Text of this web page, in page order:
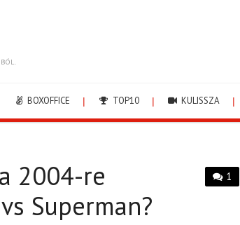
BOXOFFICE TOP10 KULISSZA
1
2004-re
Superman?